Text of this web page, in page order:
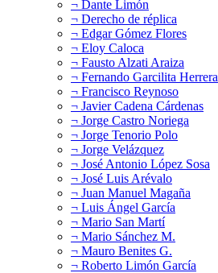
¬ Dante Limón
¬ Derecho de réplica
¬ Edgar Gómez Flores
¬ Eloy Caloca
¬ Fausto Alzati Araiza
¬ Fernando Garcilita Herrera
¬ Francisco Reynoso
¬ Javier Cadena Cárdenas
¬ Jorge Castro Noriega
¬ Jorge Tenorio Polo
¬ Jorge Velázquez
¬ José Antonio López Sosa
¬ José Luis Arévalo
¬ Juan Manuel Magaña
¬ Luis Ángel García
¬ Mario San Martí
¬ Mario Sánchez M.
¬ Mauro Benites G.
¬ Roberto Limón García